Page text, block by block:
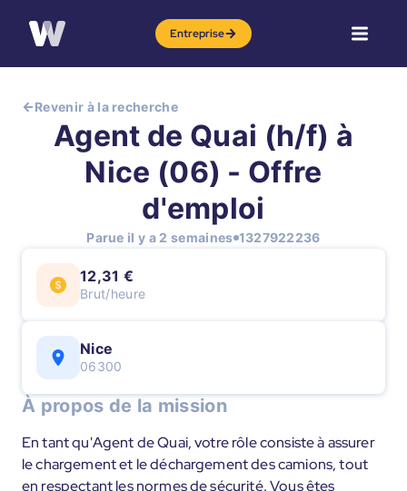
Entreprise
Revenir à la recherche
Agent de Quai (h/f) à
Nice (06) - Offre
d'emploi
Parue il y a 2 semaines 1327922236
12,31 €
Brut/heure
Nice
06300
À propos de la mission
En tant qu'Agent de Quai, votre rôle consiste à assurer
le chargement et le déchargement des camions, tout
en respectant les normes de sécurité. Vous êtes